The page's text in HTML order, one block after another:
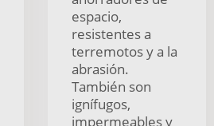
espacio,
resistentes a
terremotos y a la
abrasión.
También son
ignífugos,
impermeables y